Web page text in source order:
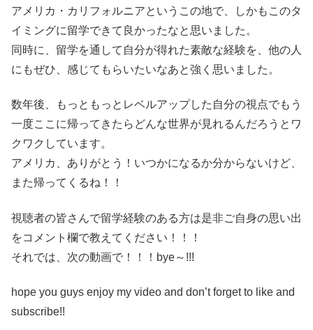
アメリカ・カリフォルニアというこの地で、しかもこのタ
イミングに留学できて良かったなと思いました。
同時に、留学を通して自分が得れた素敵な経験を、他の人
にもぜひ、感じてもらいたいなあと強く思いました。
数年後、もっともっとレベルアップした自分の視点でもう
一度ここに帰ってきたらどんな世界が見れるんだろうとワ
クワクしています。
アメリカ、ありがとう！いつかになるか分からないけど、
また帰ってくるね！！
視聴者の皆さんで留学経験のある方は是非ご自身の思い出
をコメント欄で教えてください！！！
それでは、次の動画で！！！bye～!!!
hope you guys enjoy my video and don’t forget to like and
subscribe!!